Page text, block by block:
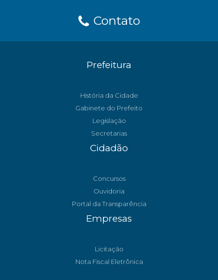
Contato
Prefeitura
História da Cidade
Gabinete do Prefeito
Legislação
Secretarias
Cidadão
Concursos
Ouvidoria
Portal da Transparência
Empresas
Licitação
Nota Fiscal Eletrônica